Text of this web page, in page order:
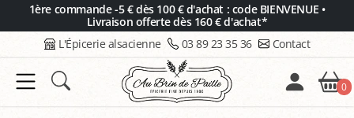
1ère commande -5 € dès 100 € d'achat : code BIENVENUE •
Livraison offerte dès 160 € d'achat*
L'Épicerie alsacienne 03 89 23 35 36 Contact
0
Panneau de gestion des cookies